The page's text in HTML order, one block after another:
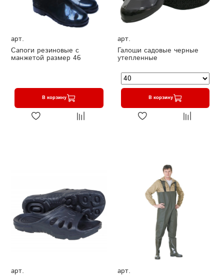
арт.
Сапоги резиновые с
манжетой размер 46
В корзину
арт.
Галоши садовые черные
утепленные
В корзину
арт.
арт.